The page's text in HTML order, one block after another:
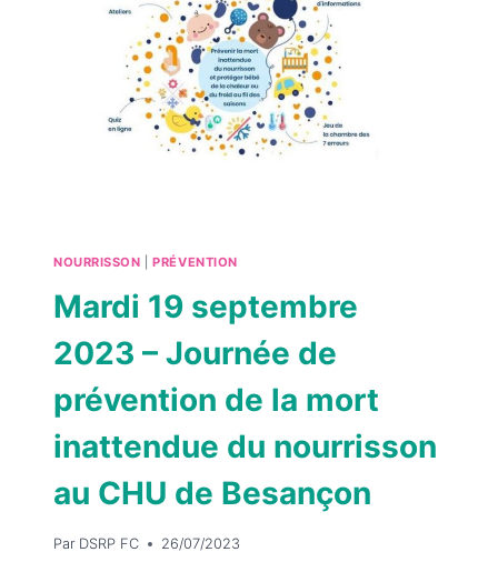
NOURRISSON |PRÉVENTION
Mardi 19 septembre
2023 – Journée de
prévention de la mort
inattendue du nourrisson
au CHU de Besançon
Par DSRP FC 26/07/2023